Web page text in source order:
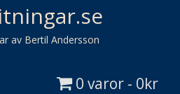
av Bertil Andersson
0 varor - 0kr